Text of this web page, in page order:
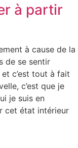
à partir
à cause de la
de se sentir
c’est tout à fait
c’est que je
je suis en
cet état intérieur